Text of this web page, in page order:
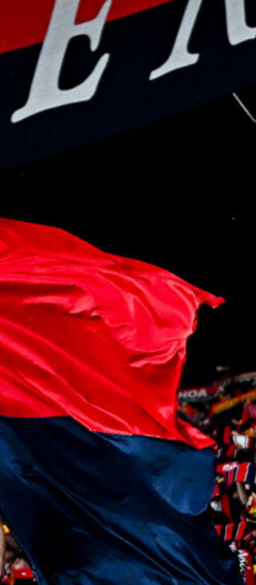
è del Genoa, un centrocampista
4 milioni per De Rossi